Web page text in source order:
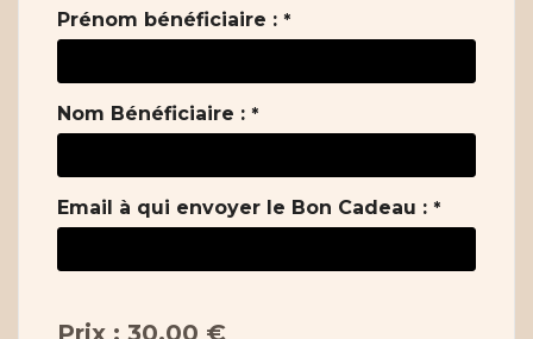
Prénom bénéficiaire : *
Nom Bénéficiaire : *
Email à qui envoyer le Bon Cadeau : *
Prix : 30,00 €